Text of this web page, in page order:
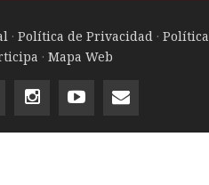
· Política de Privacidad · Política
· Mapa Web